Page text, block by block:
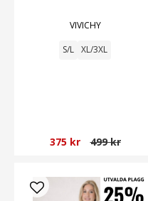
VIVICHY
S/L XL/3XL
375 kr 499 kr